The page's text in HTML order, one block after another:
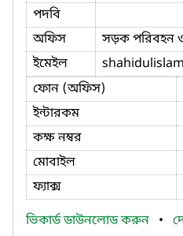
পদবি
অফিস
সড়ক পরিবহন ও
ইমেইল
ফোন (অফিস)
ইন্টারকম
কক্ষ নম্বর
মোবাইল
ফ্যাক্স
ভিকার্ড ডাউনলোড করুন •